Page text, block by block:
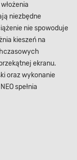
niezbędne
nie spowoduje
kieszeń na
ekranu.
oraz wykonanie
spełnia